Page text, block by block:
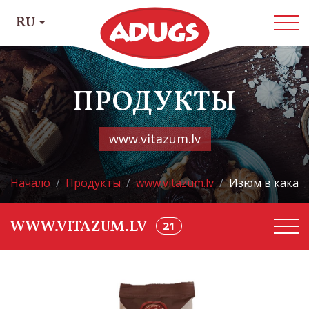
RU
ПРОДУКТЫ
www.vitazum.lv
Начало Продукты www.vitazum.lv Изюм в какао
21